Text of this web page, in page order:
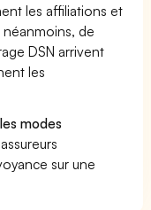
les affiliations et
de
DSN arrivent
les
modes
sur une